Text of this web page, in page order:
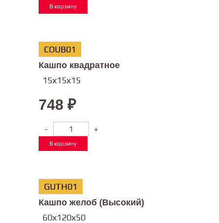
В корзину
COUB01
Кашпо квадратное
15х15х15
748 ₽
- +
В корзину
GUTH01
Кашпо желоб (Высокий)
60х120х50